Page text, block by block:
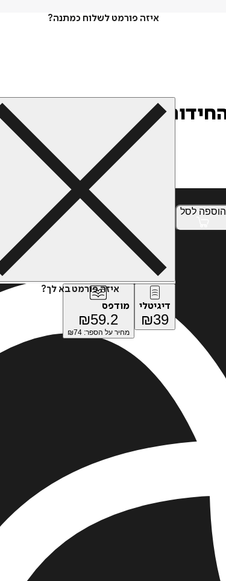
איזה פורמט לשלוח כמתנה?
הוספה לסל
איזה פורמט בא לך?
דיגיטלי
₪39
מודפס
₪59.2
מחיר על הספר: ₪74